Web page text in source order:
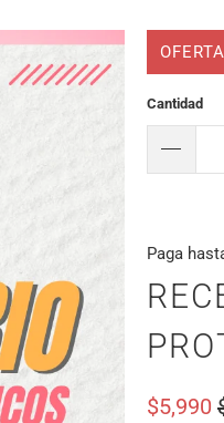
OFERTA
Cantidad
Paga
$5,990